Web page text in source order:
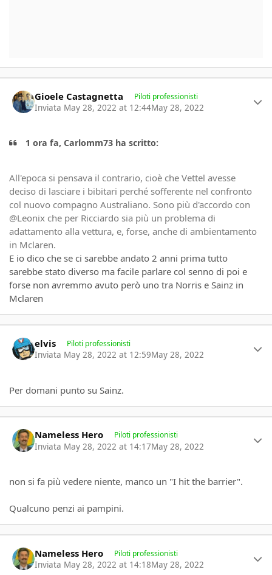
Gioele Castagnetta Piloti professionisti
Inviata May 28, 2022 at 12:44May 28, 2022
1 ora fa, Carlomm73 ha scritto:
All'epoca si pensava il contrario, cioè che Vettel avesse
deciso di lasciare i bibitari perché sofferente nel confronto
col nuovo compagno Australiano. Sono più d'accordo con
@Leonix che per Ricciardo sia più un problema di
adattamento alla vettura, e, forse, anche di ambientamento
in Mclaren.
E io dico che se ci sarebbe andato 2 anni prima tutto
sarebbe stato diverso ma facile parlare col senno di poi e
forse non avremmo avuto però uno tra Norris e Sainz in
Mclaren
elvis Piloti professionisti
Inviata May 28, 2022 at 12:59May 28, 2022
Per domani punto su Sainz.
Nameless Hero Piloti professionisti
Inviata May 28, 2022 at 14:17May 28, 2022
non si fa più vedere niente, manco un "I hit the barrier".
Qualcuno penzi ai pampini.
Nameless Hero Piloti professionisti
Inviata May 28, 2022 at 14:18May 28, 2022